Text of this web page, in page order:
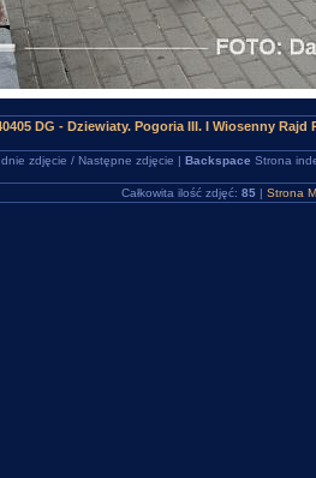
DG - Dziewiaty. Pogoria III. I Wiosenny
zdjęcie / Następne zdjęcie | Backspace Strona
Całkowita ilość zdjęć: 85 | Strona